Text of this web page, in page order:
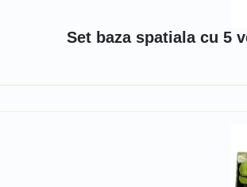
Set baza spatiala cu 5